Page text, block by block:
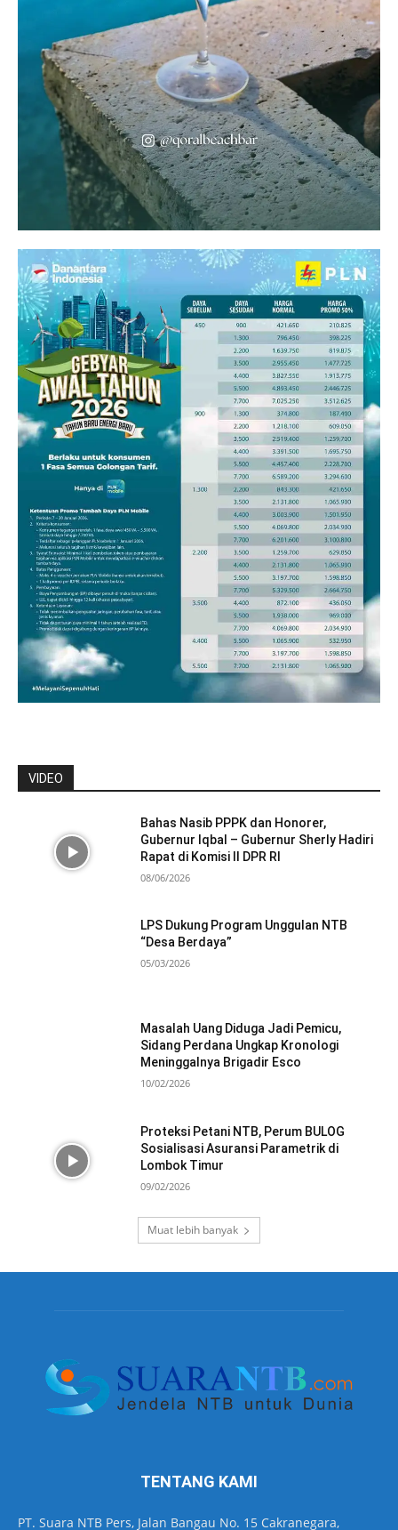
VIDEO
Bahas Nasib PPPK dan Honorer,
Gubernur Iqbal – Gubernur Sherly Hadiri
Rapat di Komisi II DPR RI
08/06/2026
LPS Dukung Program Unggulan NTB
“Desa Berdaya”
05/03/2026
Masalah Uang Diduga Jadi Pemicu,
Sidang Perdana Ungkap Kronologi
Meninggalnya Brigadir Esco
10/02/2026
Proteksi Petani NTB, Perum BULOG
Sosialisasi Asuransi Parametrik di
Lombok Timur
09/02/2026
Muat lebih banyak
TENTANG KAMI
PT. Suara NTB Pers, Jalan Bangau No. 15 Cakranegara,